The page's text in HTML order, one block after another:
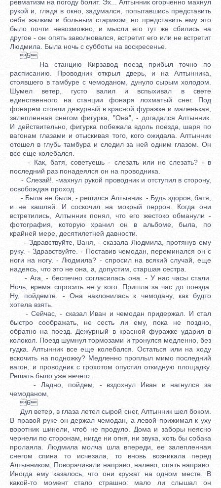
ревматизм на погоду болит. Эх... Алтынник огорченно махнул
рукой и, глядя в окно, задумался, попытавшись представить
себя жалким и больным стариком, но представить ему это
было почти невозможно, и мысли его тут же сбились на
другое - он опять заволновался, встретит его или не встретит
Людмила. Была ночь с субботы на воскресенье.
5
На станцию Кирзавод поезд прибыл точно по
расписанию. Проводник открыл дверь, и на Алтынника,
стоявшего в тамбуре с чемоданом, дунуло сырым холодом.
Шумел ветер, густо валил и вспыхивал в свете
единственного на станции фонаря лохматый снег. Под
фонарем стояли дежурный в красной фуражке и маленькая,
залепленная снегом фигурка, "Она", - догадался Алтынник.
И действительно, фигурка побежала вдоль поезда, шаря по
вагонам глазами и отыскивая того, кого ожидала. Алтынник
отошел в глубь тамбура и следил за ней одним глазом. Он
все еще колебался.
- Как, батя, советуешь - слезать или не слезать? - в
последний раз понадеялся он на проводника.
- Слезай!. -махнул рукой проводник и отступил в сторону,
освобождая проход.
- Была не была, - решился Алтынник. - Будь здоров, батя,
и не кашляй. И соскочил на мокрый перрон. Когда они
встретились, Алтынник понял, что его жестоко обманули -
фотография, которую хранил он в альбоме, была, по
крайней мере, десятилетней давности.
- Здравствуйте, Ваня, - сказала Людмила, протянув ему
руку. - Здравствуйте. - Поставив чемодан, переминался он с
ноги на ногу. - Людмила? - спросил на всякий случай, еще
надеясь, что это не она, а, допустим, старшая сестра.
- Ага, - беспечно согласилась она. - У нас часы стали.
Ночь, время спросить не у кого. Пришла за час до поезда.
Ну, пойдемте. - Она наклонилась к чемодану, как будто
хотела взять.
- Сейчас, - сказал Иван и чемодан придержал. И стал
быстро соображать, не сесть ли ему, пока не поздно,
обратно на поезд. Дежурный в красной фуражке ударил в
колокол. Поезд шумнул тормозами и тронулся медленно, без
гудка. Алтынник все еще колебался. Остаться или на ходу
вскочить на подножку? Медленно проплыл мимо последний
вагон, и проводник с грохотом опустил откидную площадку.
Решать было уже нечего.
- Ладно, пойдем, - вздохнул Иван и нагнулся за
чемоданом,
6
Дул ветер, в глаза летел сырой снег, Алтынник шел боком.
В правой руке он держал чемодан, а левой прижимал к уху
воротник шинели, чтоб не продуло. Дома и заборы неясно
чернели по сторонам, нигде ни огня, ни звука, хоть бы собака
пролаяла. Людмила молча шла впереди, ее залепленная
снегом спина то исчезала, то вновь возникала перед
Алтынником, Поворачивали направо, налево, опять направо.
Иногда ему казалось, что они кружат на одном месте. В
какой-то момент стало страшно: мало ли слышал он